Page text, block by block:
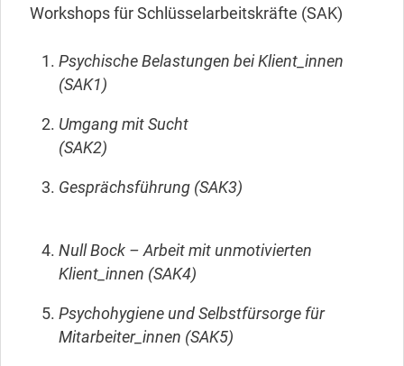
Workshops für Schlüsselarbeitskräfte (SAK)
Psychische Belastungen bei Klient_innen
(SAK1)
Umgang mit Sucht
(SAK2)
Gesprächsführung (SAK3)
Null Bock – Arbeit mit unmotivierten
Klient_innen (SAK4)
Psychohygiene und Selbstfürsorge für
Mitarbeiter_innen (SAK5)